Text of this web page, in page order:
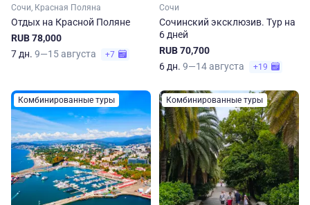
Сочи, Красная Поляна
Отдых на Красной Поляне
RUB 78,000
7 дн. 9—15 августа +7
Сочи
Сочинский эксклюзив. Тур на
6 дней
RUB 70,700
6 дн. 9—14 августа +19
Комбинированные туры Комбинированные туры